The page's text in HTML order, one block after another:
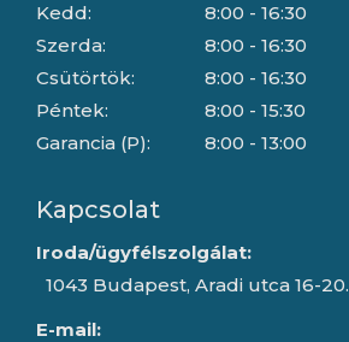
Kedd:
Szerda:
Csütörtök:
Péntek:
Garancia (P):
8:00 - 16:30
8:00 - 16:30
8:00 - 16:30
8:00 - 15:30
8:00 - 13:00
Kapcsolat
Iroda/ügyfélszolgálat:
1043 Budapest, Aradi utca 16-20.
E-mail: